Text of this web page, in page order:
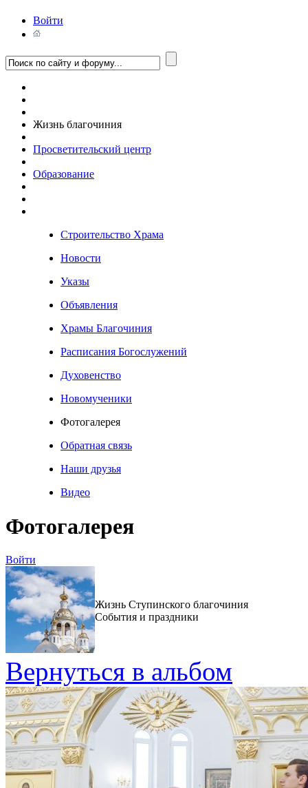
Войти
Жизнь благочиния
Просветительский центр
Образование
Строительство Храма
Новости
Указы
Объявления
Храмы Благочиния
Расписания Богослужений
Духовенство
Новомученики
Фотогалерея
Обратная связь
Наши друзья
Видео
Фотогалерея
Войти
Жизнь Ступинского благочиния
События и праздники
Вернуться в альбом